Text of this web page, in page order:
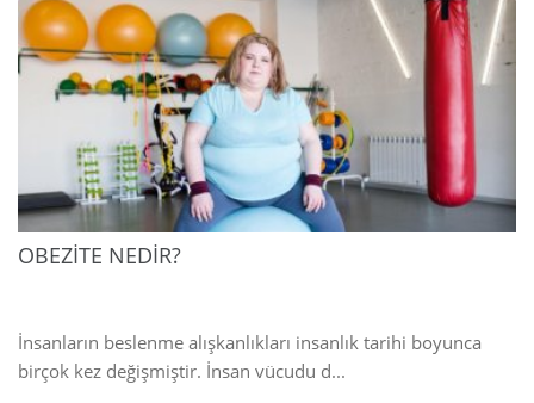
OBEZİTE NEDİR?
İnsanların beslenme alışkanlıkları insanlık tarihi boyunca
birçok kez değişmiştir. İnsan vücudu d...